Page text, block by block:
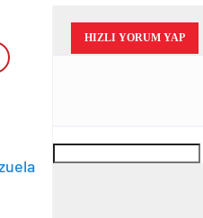
HIZLI YORUM YAP